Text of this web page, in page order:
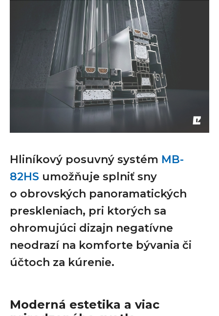
Hliníkový posuvný systém MB-
82HS umožňuje splniť sny
o obrovských panoramatických
preskleniach, pri ktorých sa
ohromujúci dizajn negatívne
neodrazí na komforte bývania či
účtoch za kúrenie.
Moderná estetika a viac